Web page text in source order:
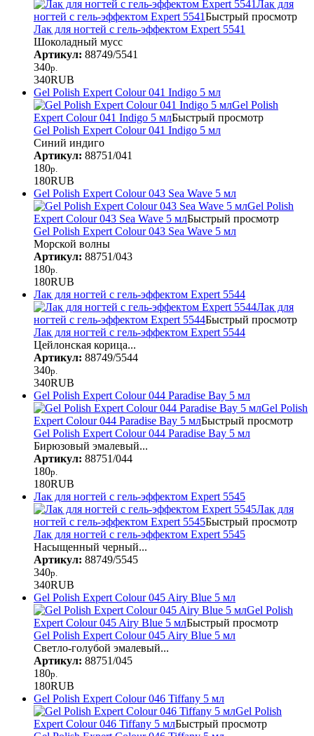
Лак для
ногтей с гель-эффектом Expert 5541Быстрый просмотр
Лак для ногтей с гель-эффектом Expert 5541
Шоколадный мусс
Артикул: 88749/5541
340р.
340RUB
Gel Polish Expert Colour 041 Indigo 5 мл
Gel Polish
Expert Colour 041 Indigo 5 млБыстрый просмотр
Gel Polish Expert Colour 041 Indigo 5 мл
Синий индиго
Артикул: 88751/041
180р.
180RUB
Gel Polish Expert Colour 043 Sea Wave 5 мл
Gel Polish
Expert Colour 043 Sea Wave 5 млБыстрый просмотр
Gel Polish Expert Colour 043 Sea Wave 5 мл
Морской волны
Артикул: 88751/043
180р.
180RUB
Лак для ногтей с гель-эффектом Expert 5544
Лак для
ногтей с гель-эффектом Expert 5544Быстрый просмотр
Лак для ногтей с гель-эффектом Expert 5544
Цейлонская корица...
Артикул: 88749/5544
340р.
340RUB
Gel Polish Expert Colour 044 Paradise Bay 5 мл
Gel Polish
Expert Colour 044 Paradise Bay 5 млБыстрый просмотр
Gel Polish Expert Colour 044 Paradise Bay 5 мл
Бирюзовый эмалевый...
Артикул: 88751/044
180р.
180RUB
Лак для ногтей с гель-эффектом Expert 5545
Лак для
ногтей с гель-эффектом Expert 5545Быстрый просмотр
Лак для ногтей с гель-эффектом Expert 5545
Насыщенный черный...
Артикул: 88749/5545
340р.
340RUB
Gel Polish Expert Colour 045 Airy Blue 5 мл
Gel Polish
Expert Colour 045 Airy Blue 5 млБыстрый просмотр
Gel Polish Expert Colour 045 Airy Blue 5 мл
Светло-голубой эмалевый...
Артикул: 88751/045
180р.
180RUB
Gel Polish Expert Colour 046 Tiffany 5 мл
Gel Polish
Expert Colour 046 Tiffany 5 млБыстрый просмотр